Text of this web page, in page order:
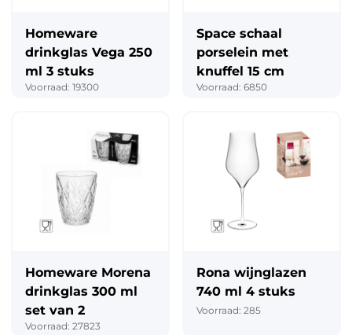
Homeware
drinkglas Vega 250
ml 3 stuks
Voorraad: 19300
Space schaal
porselein met
knuffel 15 cm
Voorraad: 6850
Homeware Morena
drinkglas 300 ml
set van 2
Voorraad: 27823
Rona wijnglazen
740 ml 4 stuks
Voorraad: 285